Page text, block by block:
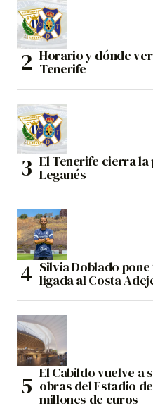
Horario y dónde ver
Tenerife
El Tenerife cierra
Leganés
Silvia Doblado
ligada al Costa
El Cabildo vuelve a
obras del Estadio
millones de euros